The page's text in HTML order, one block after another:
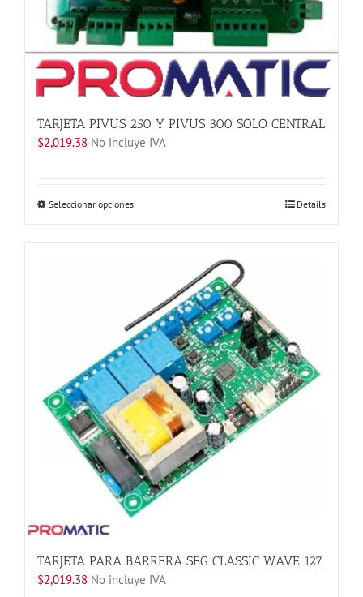
TARJETA PIVUS 250 Y PIVUS 300 SOLO CENTRAL
$2,019.38 No incluye IVA
Seleccionar opcionesEste
opciones
se
pueden
elegir
en
la
página
de
producto
Details
TARJETA PARA BARRERA SEG CLASSIC WAVE 127
$2,019.38 No incluye IVA